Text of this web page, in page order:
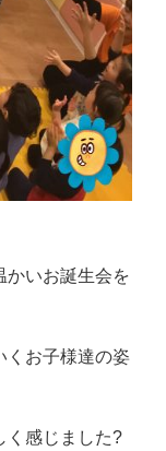
かいお誕生会を
くお子様達の姿
く感じました?